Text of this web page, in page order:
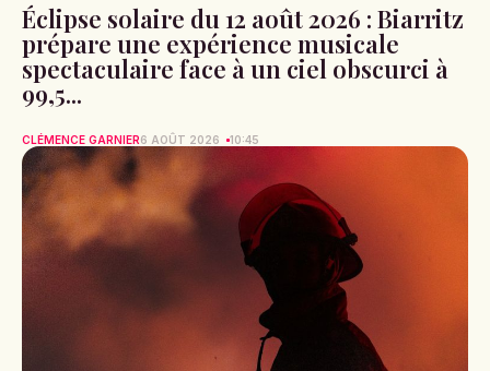
Éclipse solaire du 12 août 2026 : Biarritz
prépare une expérience musicale
spectaculaire face à un ciel obscurci à
99,5...
CLÉMENCE GARNIER6 AOÛT 2026 10:45